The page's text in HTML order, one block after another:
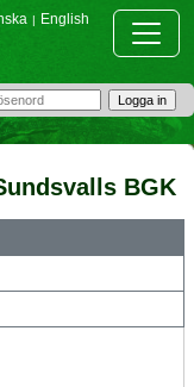
| English
BGK